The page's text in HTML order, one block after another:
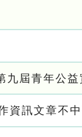
屆青年公益
資訊文章不